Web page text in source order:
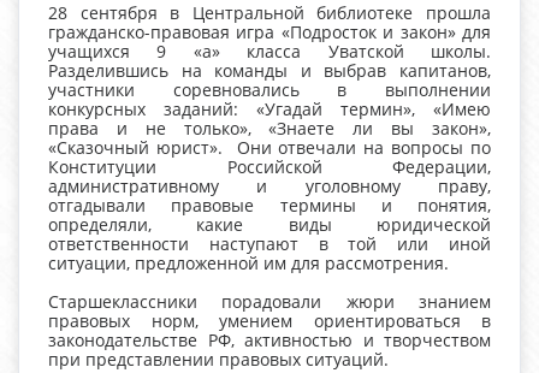
28 сентября в Центральной библиотеке прошла
гражданско-правовая игра «Подросток и закон» для
учащихся 9 «а» класса Уватской школы.
Разделившись на команды и выбрав капитанов,
участники соревновались в выполнении
конкурсных заданий: «Угадай термин», «Имею
права и не только», «Знаете ли вы закон»,
«Сказочный юрист». Они отвечали на вопросы по
Конституции Российской Федерации,
административному и уголовному праву,
отгадывали правовые термины и понятия,
определяли, какие виды юридической
ответственности наступают в той или иной
ситуации, предложенной им для рассмотрения.
Старшеклассники порадовали жюри знанием
правовых норм, умением ориентироваться в
законодательстве РФ, активностью и творчеством
при представлении правовых ситуаций.